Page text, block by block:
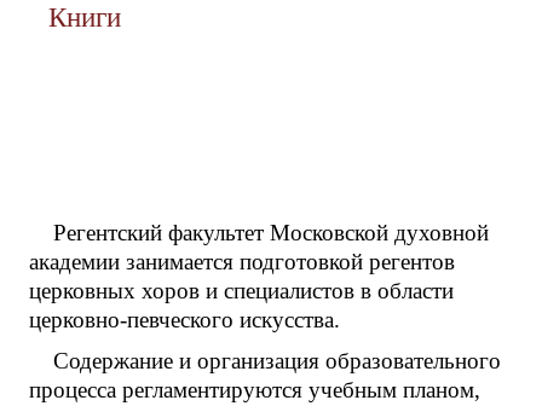
Книги
Регентский факультет Московской духовной
академии занимается подготовкой регентов
церковных хоров и специалистов в области
церковно-певческого искусства.
Содержание и организация образовательного
процесса регламентируются учебным планом,